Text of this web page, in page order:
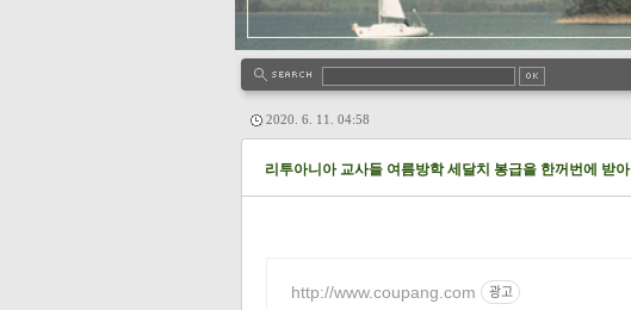
2020. 6. 11. 04:58
리투아니아 교사들 여름방학 세달치 봉급을 한꺼번에 받아
http://www.coupang.com 광고